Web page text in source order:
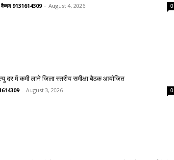
9131614309 - August 4, 2026 0
दर में कमी लाने जिला स्तरीय समीक्षा बैठक आयोजित
- August 3, 2026 0